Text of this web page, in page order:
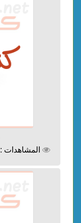
المشاهدات : 1597